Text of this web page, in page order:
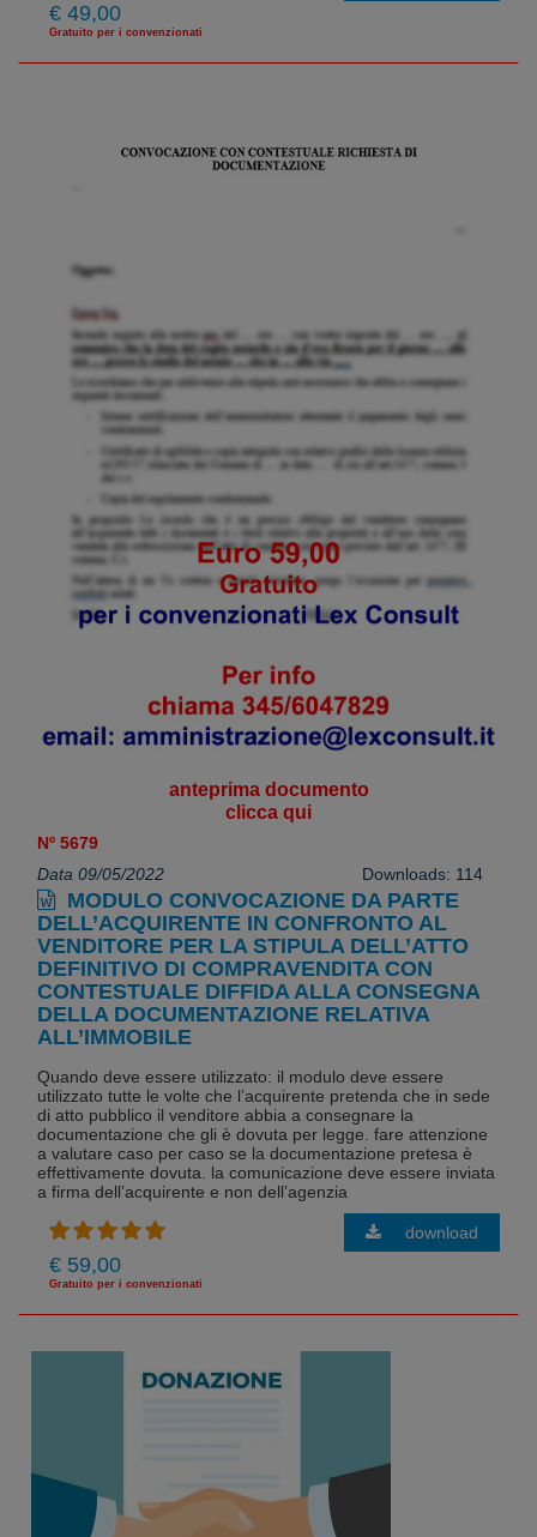
€ 49,00
Gratuito per i convenzionati
anteprima documento
clicca qui
Nº 5679
Data 09/05/2022
Downloads: 114
MODULO CONVOCAZIONE DA PARTE
DELL’ACQUIRENTE IN CONFRONTO AL
VENDITORE PER LA STIPULA DELL’ATTO
DEFINITIVO DI COMPRAVENDITA CON
CONTESTUALE DIFFIDA ALLA CONSEGNA
DELLA DOCUMENTAZIONE RELATIVA
ALL’IMMOBILE
Quando deve essere utilizzato: il modulo deve essere
utilizzato tutte le volte che l’acquirente pretenda che in sede
di atto pubblico il venditore abbia a consegnare la
documentazione che gli è dovuta per legge. fare attenzione
a valutare caso per caso se la documentazione pretesa è
effettivamente dovuta. la comunicazione deve essere inviata
a firma dell’acquirente e non dell’agenzia
€ 59,00
Gratuito per i convenzionati
download